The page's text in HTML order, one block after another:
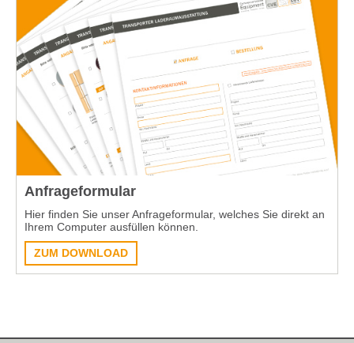
Anfrageformular
Hier finden Sie unser Anfrageformular, welches Sie direkt an
Ihrem Computer ausfüllen können.
ZUM DOWNLOAD